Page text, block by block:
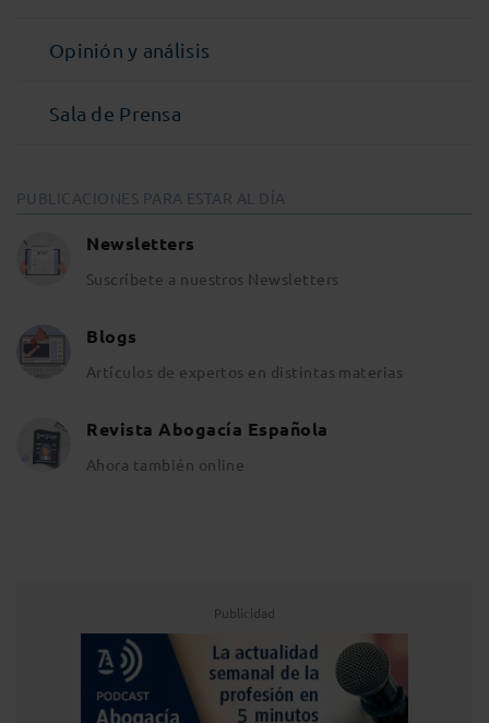
Opinión y análisis
Sala de Prensa
PUBLICACIONES PARA ESTAR AL DÍA
Newsletters
Suscríbete a nuestros Newsletters
Blogs
Artículos de expertos en distintas materias
Revista Abogacía Española
Ahora también online
Publicidad